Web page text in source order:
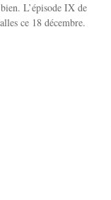
L’épisode IX de
ce 18 décembre.